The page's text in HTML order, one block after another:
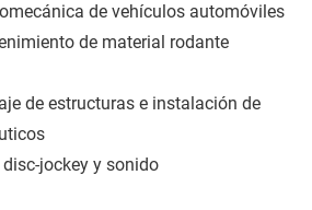
de vehículos automóviles
de material rodante
de estructuras e instalación de
jockey y sonido